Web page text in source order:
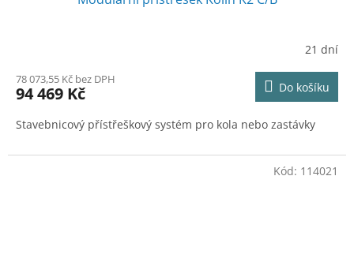
R
M
A
21 dní
78 073,55 Kč bez DPH
94 469 Kč Do košíku
Stavebnicový přístřeškový systém pro kola nebo zastávky
Kód: 114021